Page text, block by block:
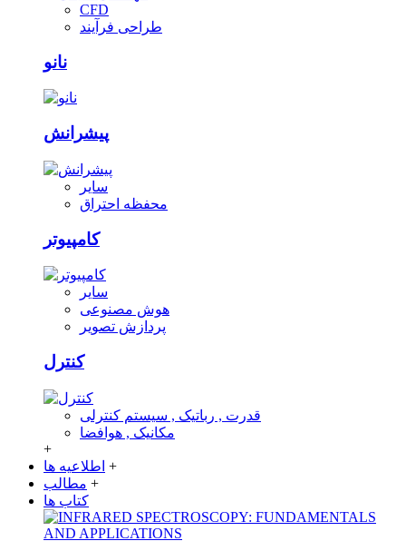
CFD
طراحی فرآیند
نانو
پیشرانش
سایر
محفظه احتراق
کامپیوتر
سایر
هوش مصنوعی
پردازش تصویر
کنترل
قدرت , رباتیک , سیستم کنترلی
مکانیک , هوافضا
+
اطلاعیه ها +
مطالب +
کتاب ها